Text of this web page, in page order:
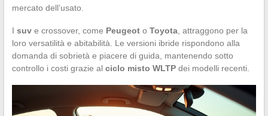
mercato dell’usato.
I suve crossover, come Peugeoto Toyota, attraggono per la
loro versatilità e abitabilità. Le versioni ibride rispondono alla
domanda di sobrietà e piacere di guida, mantenendo sotto
controllo i costi grazie al ciclo misto WLTPdei modelli recenti.